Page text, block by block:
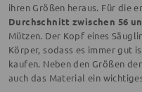
ihren Größen heraus. Für die
Durchschnitt zwischen 56
Mützen. Der Kopf eines
Körper, sodass es immer gut
kaufen. Neben den Größen
auch das Material ein